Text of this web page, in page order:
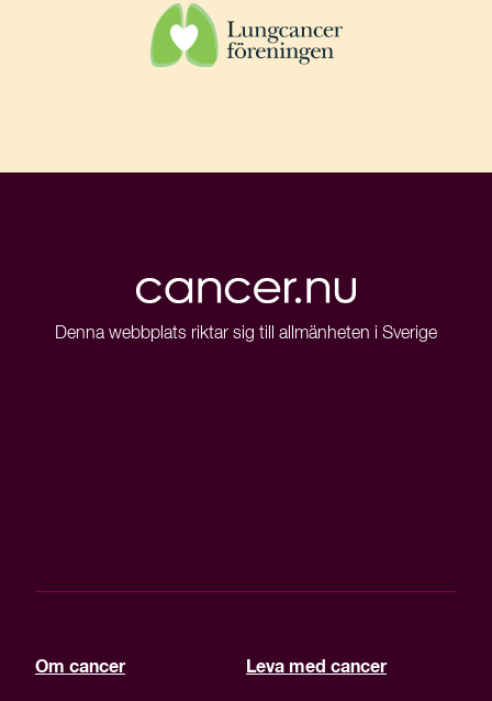
Denna webbplats riktar sig till allmänheten i Sverige
Om cancer Leva med cancer